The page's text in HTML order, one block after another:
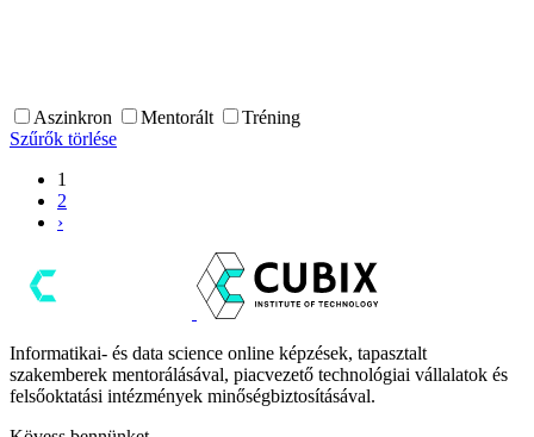
Aszinkron Mentorált
Tréning
Szűrők törlése
1
2
›
Informatikai- és data science online képzések, tapasztalt
szakemberek mentorálásával, piacvezető technológiai vállalatok és
felsőoktatási intézmények minőségbiztosításával.